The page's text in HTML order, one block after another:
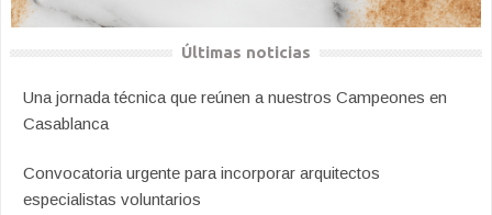
Últimas noticias
Una jornada técnica que reúnen a nuestros Campeones en
Casablanca
Convocatoria urgente para incorporar arquitectos
especialistas voluntarios